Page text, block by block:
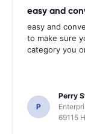
easy and
easy and
to make sure
category you
P
Perry
69115